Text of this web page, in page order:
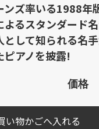
ンズ率いる1988年
よるスタンダード
として知られる名
ピアノを披露!